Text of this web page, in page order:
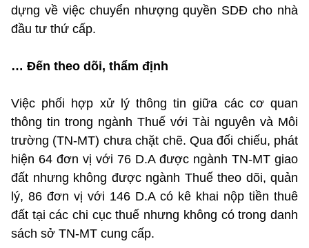
dựng về việc chuyển nhượng quyền SDĐ cho nhà
đầu tư thứ cấp.
… Đến theo dõi, thẩm định
Việc phối hợp xử lý thông tin giữa các cơ quan
thông tin trong ngành Thuế với Tài nguyên và Môi
trường (TN-MT) chưa chặt chẽ. Qua đối chiếu, phát
hiện 64 đơn vị với 76 D.A được ngành TN-MT giao
đất nhưng không được ngành Thuế theo dõi, quản
lý, 86 đơn vị với 146 D.A có kê khai nộp tiền thuê
đất tại các chi cục thuế nhưng không có trong danh
sách sở TN-MT cung cấp.